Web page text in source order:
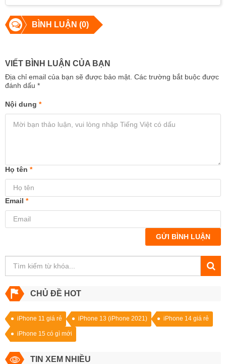
BÌNH LUẬN (0)
VIẾT BÌNH LUẬN CỦA BẠN
Địa chỉ email của bạn sẽ được bảo mật. Các trường bắt buộc được
đánh dấu *
Nội dung *
Họ tên *
Email *
GỬI BÌNH LUẬN
CHỦ ĐỀ HOT
iPhone 11 giá rẻ iPhone 13 (iPhone 2021) iPhone 14 giá rẻ
iPhone 15 có gì mới
TIN XEM NHIỀU